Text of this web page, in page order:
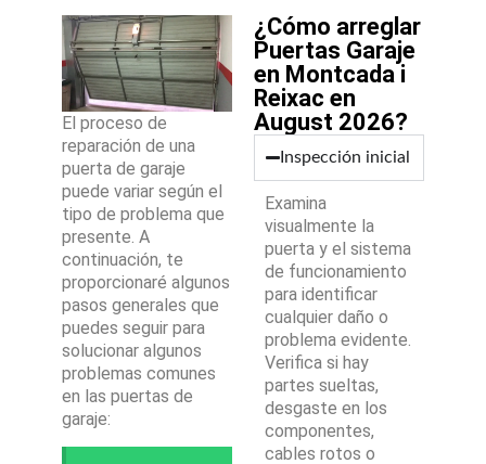
El proceso de
reparación de una
puerta de garaje
puede variar según el
tipo de problema que
presente. A
continuación, te
proporcionaré algunos
pasos generales que
puedes seguir para
solucionar algunos
problemas comunes
en las puertas de
garaje:
¿Cómo arreglar
Puertas Garaje
en Montcada i
Reixac en
August 2026?
Inspección inicial
Examina
visualmente la
puerta y el sistema
de funcionamiento
para identificar
cualquier daño o
problema evidente.
Verifica si hay
partes sueltas,
desgaste en los
componentes,
cables rotos o